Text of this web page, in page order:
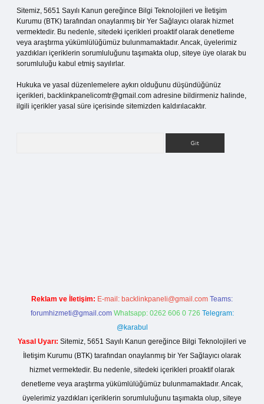
Sitemiz, 5651 Sayılı Kanun gereğince Bilgi Teknolojileri ve İletişim
Kurumu (BTK) tarafından onaylanmış bir Yer Sağlayıcı olarak hizmet
vermektedir. Bu nedenle, sitedeki içerikleri proaktif olarak denetleme
veya araştırma yükümlülüğümüz bulunmamaktadır. Ancak, üyelerimiz
yazdıkları içeriklerin sorumluluğunu taşımakta olup, siteye üye olarak bu
sorumluluğu kabul etmiş sayılırlar.
Hukuka ve yasal düzenlemelere aykırı olduğunu düşündüğünüz
içerikleri, backlinkpanelicomtr@gmail.com adresine bildirmeniz halinde,
ilgili içerikler yasal süre içerisinde sitemizden kaldırılacaktır.
Reklam ve İletişim: E-mail: backlinkpaneli@gmail.com Teams:
forumhizmeti@gmail.com Whatsapp: 0262 606 0 726 Telegram:
@karabul
Yasal Uyarı: Sitemiz, 5651 Sayılı Kanun gereğince Bilgi Teknolojileri ve
İletişim Kurumu (BTK) tarafından onaylanmış bir Yer Sağlayıcı olarak
hizmet vermektedir. Bu nedenle, sitedeki içerikleri proaktif olarak
denetleme veya araştırma yükümlülüğümüz bulunmamaktadır. Ancak,
üyelerimiz yazdıkları içeriklerin sorumluluğunu taşımakta olup, siteye